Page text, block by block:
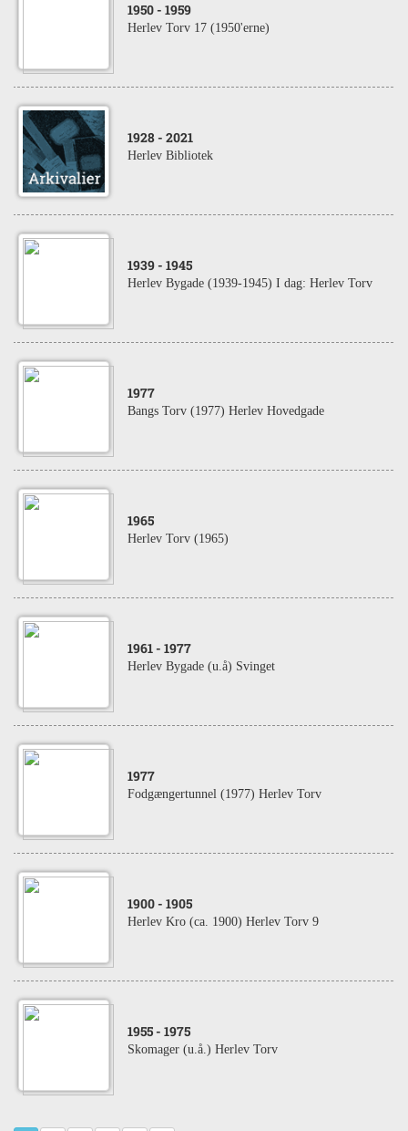
1950 - 1959
Herlev Torv 17 (1950'erne)
1928 - 2021
Herlev Bibliotek
1939 - 1945
Herlev Bygade (1939-1945) I dag: Herlev Torv
1977
Bangs Torv (1977) Herlev Hovedgade
1965
Herlev Torv (1965)
1961 - 1977
Herlev Bygade (u.å) Svinget
1977
Fodgængertunnel (1977) Herlev Torv
1900 - 1905
Herlev Kro (ca. 1900) Herlev Torv 9
1955 - 1975
Skomager (u.å.) Herlev Torv